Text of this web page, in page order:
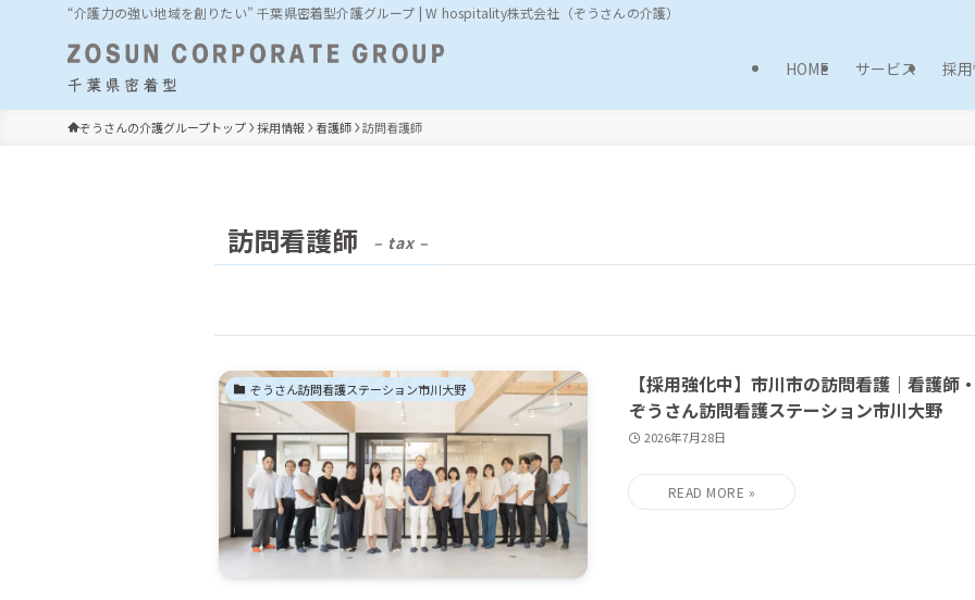
“介護力の強い地域を創りたい” 千葉県密着型介護グループ | W hospitality株式会社（ぞうさんの介護）
HOME サービス 採
ぞうさんの介護グループトップ 採用情報 看護師 訪問看護師
訪問看護師 – tax –
お知らせ
ぞうさん訪問看護ステーション市川大野
【採用強化中】市川市の訪問看護｜看護
ぞうさん訪問看護ステーション市川大野
2026年7月28日